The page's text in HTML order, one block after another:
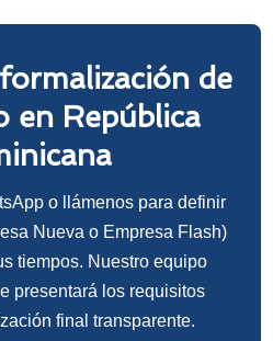
de
en República
o llámenos para definir
Nueva o Empresa Flash)
tiempos. Nuestro equipo
presentará los requisitos
final transparente.